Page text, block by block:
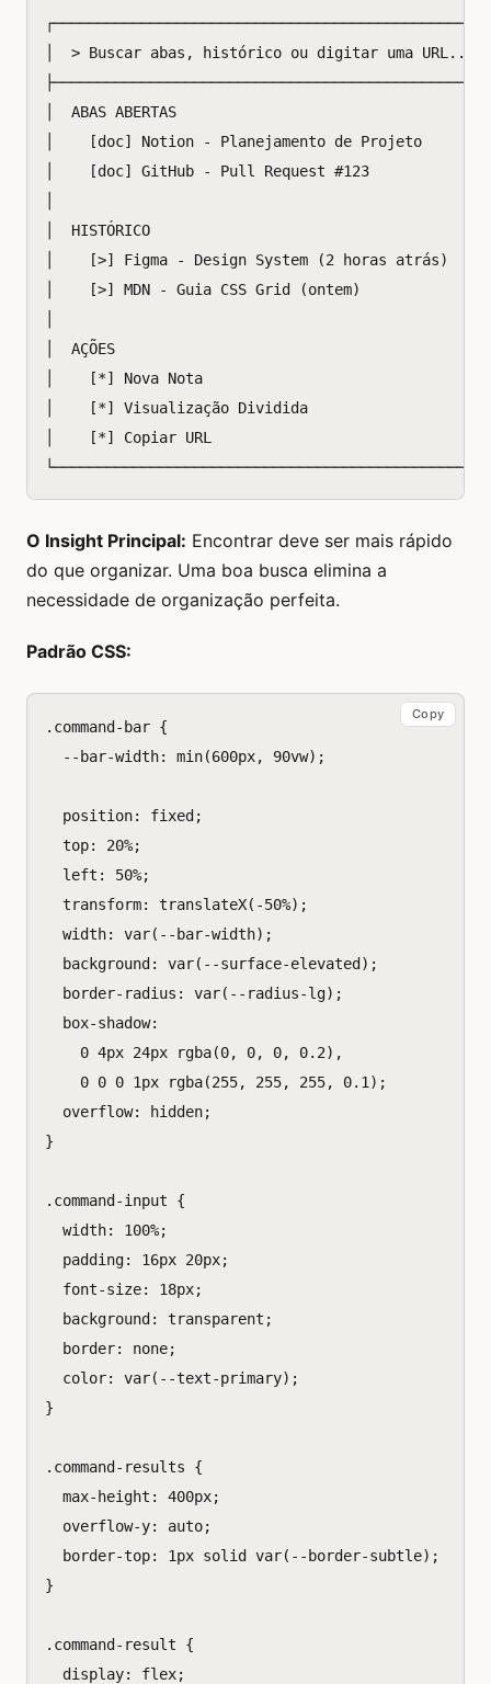
│  > Buscar abas, histórico ou digitar uma
│  ABAS ABERTAS
│    [doc] Notion - Planejamento de Projeto
│    [doc] GitHub - Pull Request #123
│  HISTÓRICO
│    [>] Figma - Design System (2 horas
│    [>] MDN - Guia CSS Grid (ontem)
│  AÇÕES
│    [*] Nova Nota
│    [*] Visualização Dividida
│    [*] Copiar URL
O Insight Principal: Encontrar deve ser mais rápido
do que organizar. Uma boa busca elimina a
necessidade de organização perfeita.
Padrão CSS:
. command-bar {
--bar-width: min(600px, 90vw);
position: fixed ;
top: 20%;
left : 50%;
transform: translateX( -50%);
width: var( --bar-width);
background : var( --surface-elevated );
border-radius : var( --radius-lg);
box-shadow:
0 4px 24px rgba(0, 0, 0, 0.2),
0 0 0 1px rgba(255, 255, 255, 0.1 );
overflow: hidden;
}
. command-input
{
width: 100%;
padding: 16px 20px;
font-size: 18px;
background : transparent ;
border: none;
color: var( --text-primary);
}
. command-results
{
max-height : 400px;
overflow-y: auto;
border-top: 1px solid var( --border-subtle);
}
. command-result
{
display: flex;
Copy